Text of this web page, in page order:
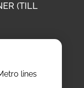
(TILL
lines